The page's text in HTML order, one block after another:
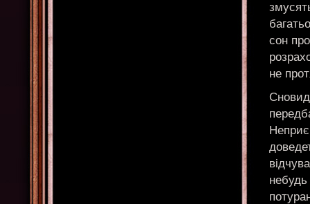
сон
не